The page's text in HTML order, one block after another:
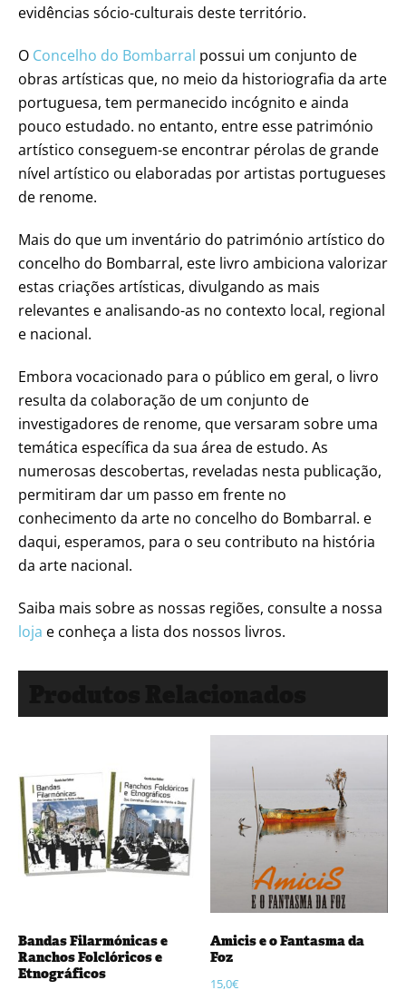
evidências sócio-culturais deste território.
O Concelho do Bombarral possui um conjunto de
obras artísticas que, no meio da historiografia da arte
portuguesa, tem permanecido incógnito e ainda
pouco estudado. no entanto, entre esse património
artístico conseguem-se encontrar pérolas de grande
nível artístico ou elaboradas por artistas portugueses
de renome.
Mais do que um inventário do património artístico do
concelho do Bombarral, este livro ambiciona valorizar
estas criações artísticas, divulgando as mais
relevantes e analisando-as no contexto local, regional
e nacional.
Embora vocacionado para o público em geral, o livro
resulta da colaboração de um conjunto de
investigadores de renome, que versaram sobre uma
temática específica da sua área de estudo. As
numerosas descobertas, reveladas nesta publicação,
permitiram dar um passo em frente no
conhecimento da arte no concelho do Bombarral. e
daqui, esperamos, para o seu contributo na história
da arte nacional.
Saiba mais sobre as nossas regiões, consulte a nossa
loja e conheça a lista dos nossos livros.
Bandas Filarmónicas e
Ranchos Folclóricos e
Etnográficos
Amicis e o Fantasma da
Foz
15,0€